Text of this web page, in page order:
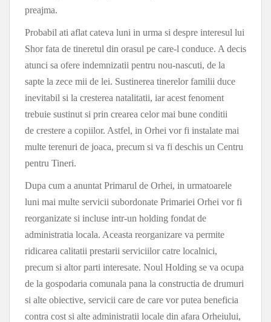
preajma.
Probabil ati aflat cateva luni in urma si despre interesul lui
Shor fata de tineretul din orasul pe care-l conduce. A decis
atunci sa ofere indemnizatii pentru nou-nascuti, de la
sapte la zece mii de lei. Sustinerea tinerelor familii duce
inevitabil si la cresterea natalitatii, iar acest fenoment
trebuie sustinut si prin crearea celor mai bune conditii
de crestere a copiilor. Astfel, in Orhei vor fi instalate mai
multe terenuri de joaca, precum si va fi deschis un Centru
pentru Tineri.
Dupa cum a anuntat Primarul de Orhei, in urmatoarele
luni mai multe servicii subordonate Primariei Orhei vor fi
reorganizate si incluse intr-un holding fondat de
administratia locala. Aceasta reorganizare va permite
ridicarea calitatii prestarii serviciilor catre localnici,
precum si altor parti interesate. Noul Holding se va ocupa
de la gospodaria comunala pana la constructia de drumuri
si alte obiective, servicii care de care vor putea beneficia
contra cost si alte administratii locale din afara Orheiului,